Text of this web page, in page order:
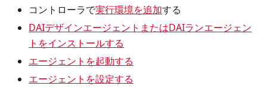
コントローラで実行環境を追加する
DAIデザインエージェントまたはDAIランエージェン
トをインストールする
エージェントを起動する
エージェントを設定する